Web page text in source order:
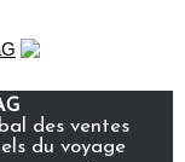
des ventes
du voyage